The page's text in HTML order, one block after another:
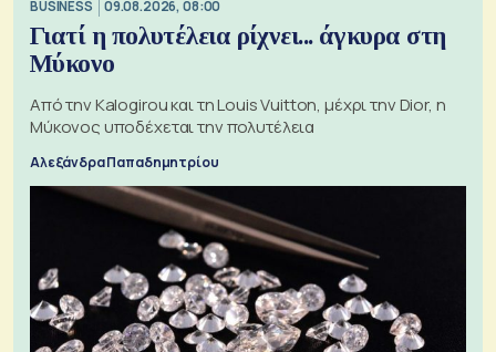
BUSINESS 09.08.2026, 08:00
Γιατί η πολυτέλεια ρίχνει... άγκυρα στη
Μύκονο
Από την Kalogirou και τη Louis Vuitton, μέχρι την Dior, η
Μύκονος υποδέχεται την πολυτέλεια
Αλεξάνδρα Παπαδημητρίου